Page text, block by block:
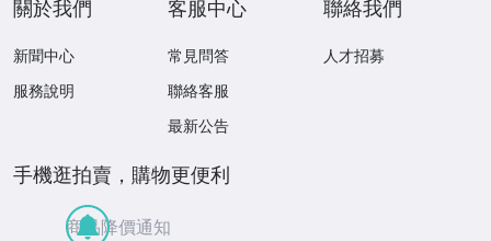
關於我們
新聞中心
服務說明
客服中心
常見問答
聯絡客服
最新公告
聯絡我們
人才招募
手機逛拍賣，購物更便利
商品降價通知